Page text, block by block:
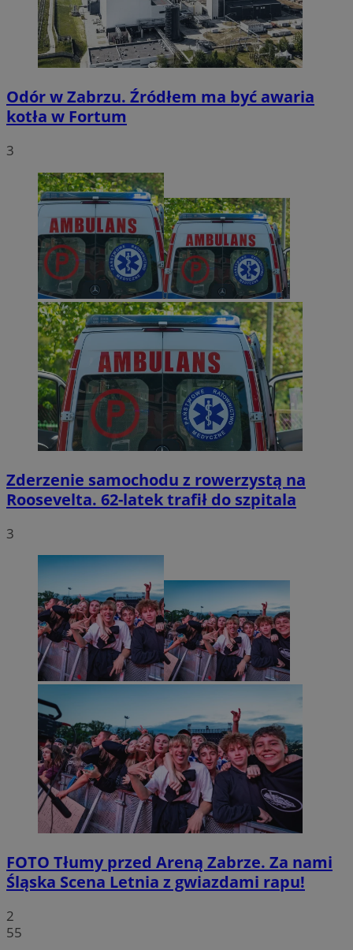
Odór w Zabrzu. Źródłem ma być awaria
kotła w Fortum
3
Zderzenie samochodu z rowerzystą na
Roosevelta. 62-latek trafił do szpitala
3
FOTO Tłumy przed Areną Zabrze. Za nami
Śląska Scena Letnia z gwiazdami rapu!
2
55